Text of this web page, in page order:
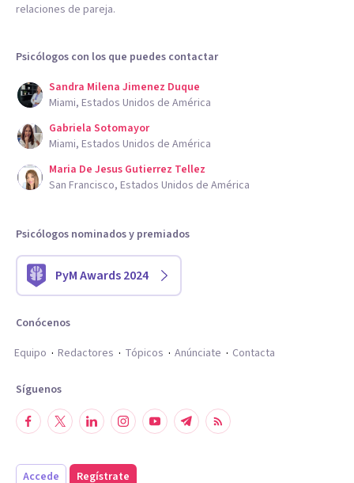
relaciones de pareja.
Psicólogos con los que puedes contactar
Sandra Milena Jimenez Duque
Miami, Estados Unidos de América
Gabriela Sotomayor
Miami, Estados Unidos de América
Maria De Jesus Gutierrez Tellez
San Francisco, Estados Unidos de América
Psicólogos nominados y premiados
PyM Awards 2024
Conócenos
Equipo
Redactores Tópicos Anúnciate Contacta
Síguenos
Accede Regístrate